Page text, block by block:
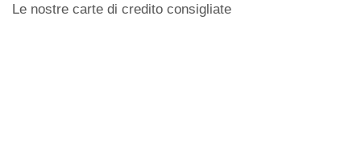
Le nostre carte di credito consigliate